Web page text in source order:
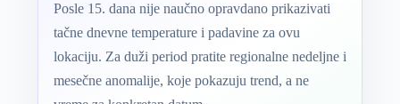
Posle 15. dana nije naučno opravdano prikazivati
tačne dnevne temperature i padavine za ovu
lokaciju. Za duži period pratite regionalne nedeljne i
mesečne anomalije, koje pokazuju trend, a ne